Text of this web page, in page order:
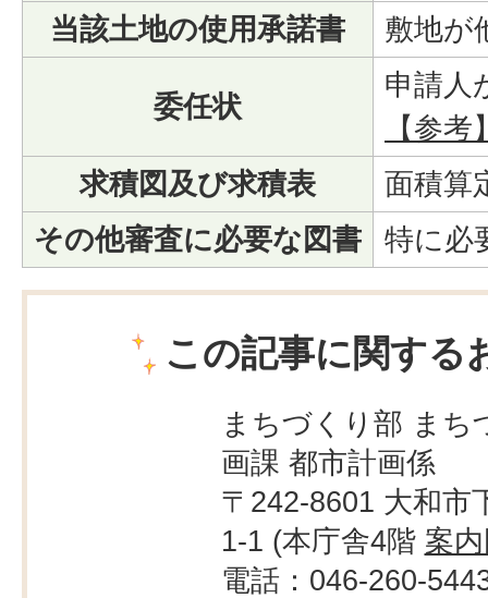
当該土地の使用承諾書
敷地が
委任状
申請人
【参
求積図及び求積表
面積算
その他審査に必要な図書
特に必
この記事に関する
まちづくり部 まち
画課 都市計画係
〒242-8601 大和市
1-1 (本庁舎4階 案
電話：046-260-